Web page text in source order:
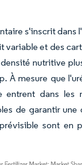
s'inscrit dans
variable et des
nutritive
À mesure que
entrent dans les
de garantir une
sont en